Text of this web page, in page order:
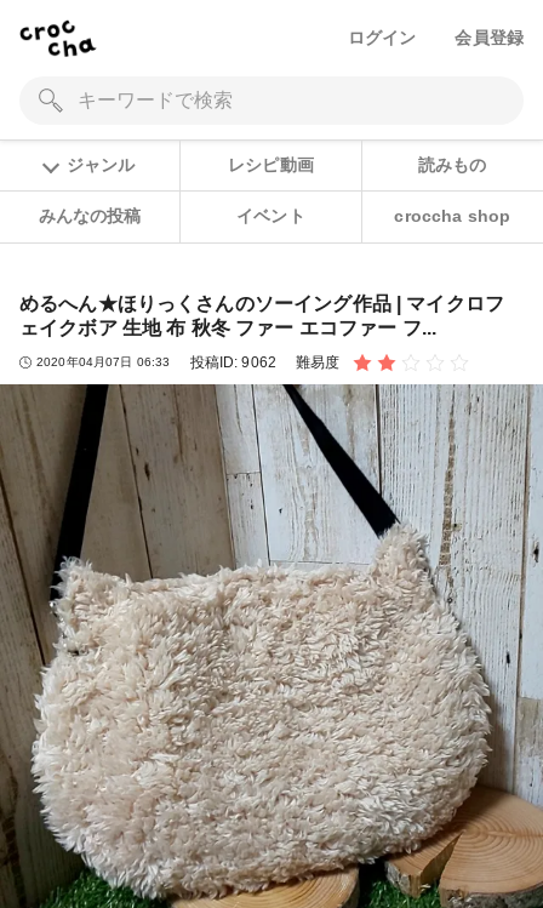
ログイン 会員登録
ジャンル レシピ動画 読みもの
みんなの投稿 イベント croccha shop
めるへん★ほりっくさんのソーイング作品 | マイクロフ
ェイクボア 生地 布 秋冬 ファー エコファー フ...
2020年04月07日 06:33 投稿ID:9062 難易度